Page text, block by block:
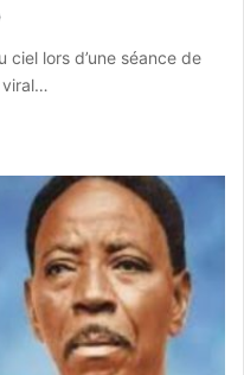
ciel lors d’une séance de